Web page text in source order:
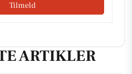
Tilmeld
ARTIKLER